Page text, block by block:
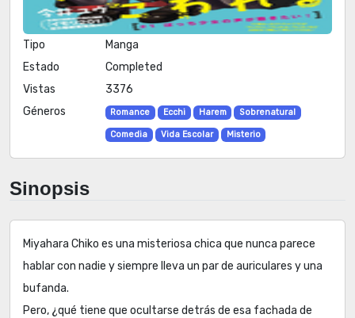
Tipo
Manga
Estado
Completed
Vistas
3376
Géneros
Romance Ecchi Harem Sobrenatural
Comedia Vida Escolar Misterio
Sinopsis
Miyahara Chiko es una misteriosa chica que nunca parece
hablar con nadie y siempre lleva un par de auriculares y una
bufanda.
Pero, ¿qué tiene que ocultarse detrás de esa fachada de